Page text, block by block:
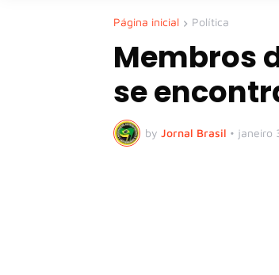
Página inicial Política
Membros
se
by Jornal Brasil • janeiro